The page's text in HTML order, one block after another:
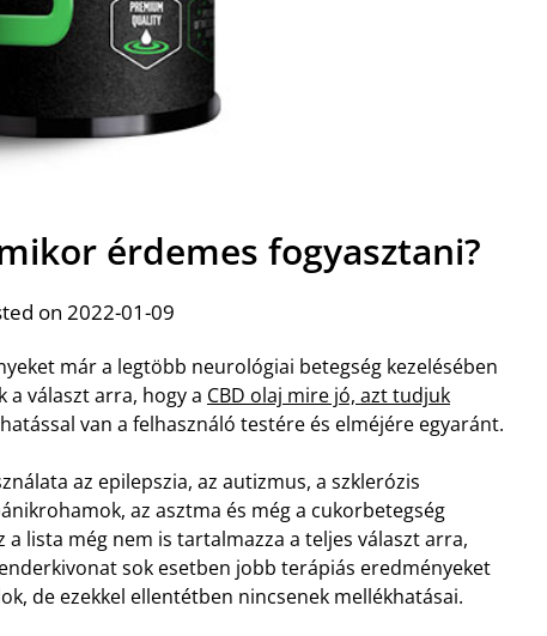
érdemes fogyasztani?
on 2022-01-09
már a legtöbb neurológiai betegség kezelésében
a választ arra, hogy a CBD olaj mire jó, azt tudjuk
van a felhasználó testére és elméjére egyaránt.
az epilepszia, az autizmus, a szklerózis
az asztma és még a cukorbetegség
lista még nem is tartalmazza a teljes választ arra,
sok esetben jobb terápiás eredményeket
de ezekkel ellentétben nincsenek mellékhatásai.